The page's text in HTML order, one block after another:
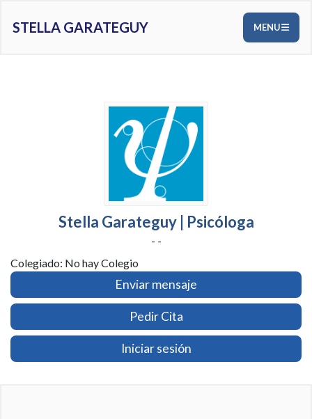
STELLA GARATEGUY MENU
Stella Garateguy | Psicóloga
- -
Colegiado: No hay Colegio
Enviar mensaje
Pedir Cita
Iniciar sesión